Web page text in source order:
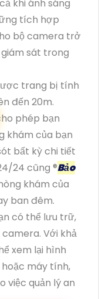
khi ánh sáng
tích hợp
bộ camera trở
sát trong
trang bị tính
đến 20m.
phép bạn
khám của bạn
bất kỳ chi tiết
24 cũng ®️Bảo
khám của
ban đêm.
có thể lưu trữ,
Với khả
xem lại hình
máy tính,
việc quản lý an